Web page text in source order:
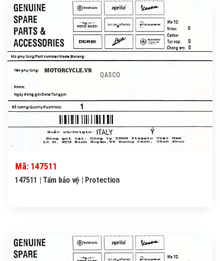
QASCO
Mã: 147511
147511 | Tấm bảo vệ | Protection